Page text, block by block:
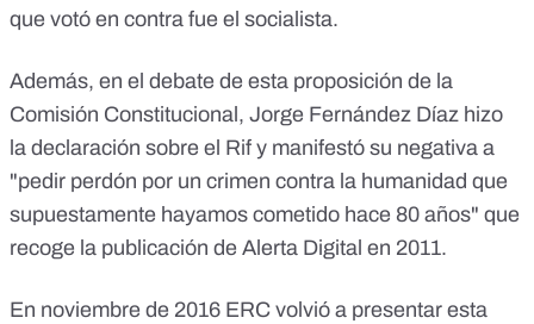
que votó en contra fue el socialista.
Además, en el debate de esta proposición de la
Comisión Constitucional, Jorge Fernández Díaz hizo
la declaración sobre el Rif y manifestó su negativa a
"pedir perdón por un crimen contra la humanidad que
supuestamente hayamos cometido hace 80 años" que
recoge la publicación de Alerta Digital en 2011.
En noviembre de 2016 ERC volvió a presentar esta